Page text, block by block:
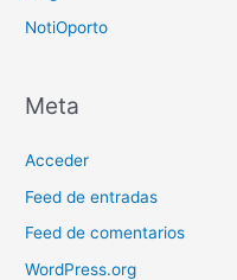
NotiOporto
Meta
Acceder
Feed de entradas
Feed de comentarios
WordPress.org